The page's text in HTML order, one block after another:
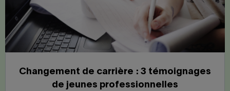
Changement de carrière : 3 témoignages
de jeunes professionnelles